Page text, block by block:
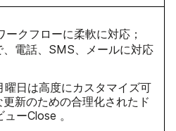
ークフローに柔軟に対応；
、電話、SMS、メールに対応
曜日は高度にカスタマイズ可
新のための合理化されたド
ーClose 。